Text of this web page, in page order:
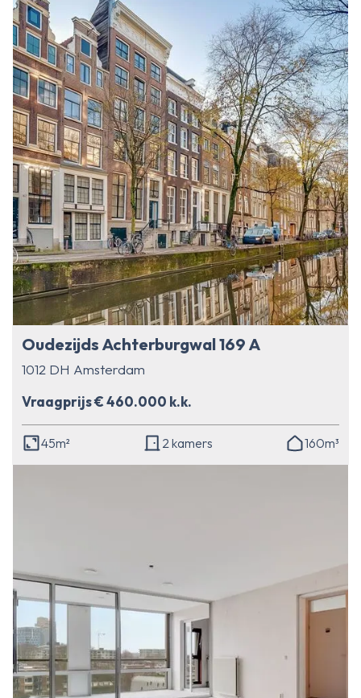
Oudezijds Achterburgwal 169 A
1012 DH Amsterdam
Vraagprijs € 460.000 k.k.
45m² 2 kamers 160m³